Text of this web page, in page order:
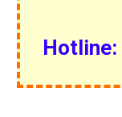
Hotline: